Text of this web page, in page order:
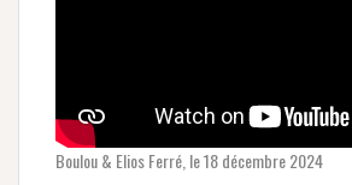
Boulou & Elios Ferré, le 18 décembre 2024